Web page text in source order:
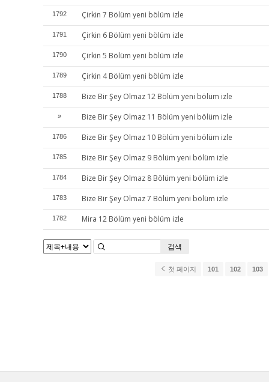
1792 Çirkin 7 Bölüm yeni bölüm izle
1791 Çirkin 6 Bölüm yeni bölüm izle
1790 Çirkin 5 Bölüm yeni bölüm izle
1789 Çirkin 4 Bölüm yeni bölüm izle
1788 Bize Bir Şey Olmaz 12 Bölüm yeni bölüm izle
» Bize Bir Şey Olmaz 11 Bölüm yeni bölüm izle
1786 Bize Bir Şey Olmaz 10 Bölüm yeni bölüm izle
1785 Bize Bir Şey Olmaz 9 Bölüm yeni bölüm izle
1784 Bize Bir Şey Olmaz 8 Bölüm yeni bölüm izle
1783 Bize Bir Şey Olmaz 7 Bölüm yeni bölüm izle
1782 Mira 12 Bölüm yeni bölüm izle
검색
첫 페이지 101 102 103